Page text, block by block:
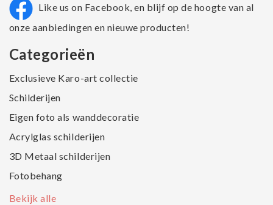
Like us on Facebook, en blijf op de hoogte van al
onze aanbiedingen en nieuwe producten!
Categorieën
Exclusieve Karo-art collectie
Schilderijen
Eigen foto als wanddecoratie
Acrylglas schilderijen
3D Metaal schilderijen
Fotobehang
Bekijk alle